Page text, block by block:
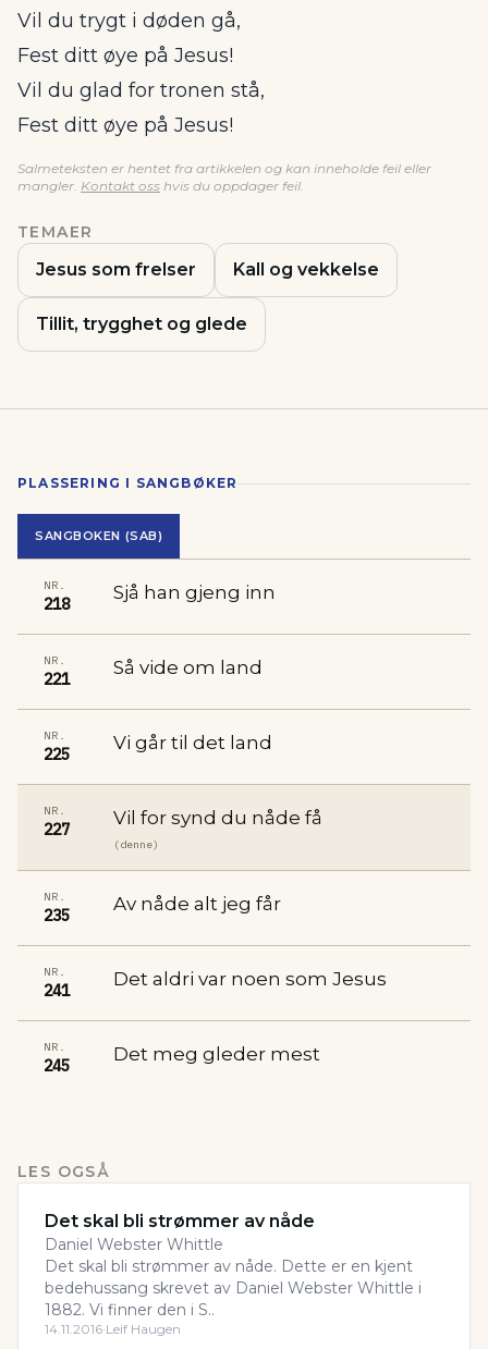
Vil du trygt i døden gå,
Fest ditt øye på Jesus!
Vil du glad for tronen stå,
Fest ditt øye på Jesus!
Salmeteksten er hentet fra artikkelen og kan inneholde feil eller
mangler. Kontakt oss hvis du oppdager feil.
TEMAER
Jesus som frelser Kall og vekkelse
Tillit, trygghet og glede
PLASSERING I SANGBØKER
SANGBOKEN (SAB)
NR.
218
Sjå han gjeng inn
NR.
221
Så vide om land
NR.
225
Vi går til det land
NR.
227
Vil for synd du nåde få
(denne)
NR.
235
Av nåde alt jeg får
NR.
241
Det aldri var noen som Jesus
NR.
245
Det meg gleder mest
LES OGSÅ
Det skal bli strømmer av nåde
Daniel Webster Whittle
Det skal bli strømmer av nåde. Dette er en kjent
bedehussang skrevet av Daniel Webster Whittle i
1882. Vi finner den i S..
14.11.2016·Leif Haugen